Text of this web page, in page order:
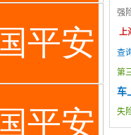
强
上
查
第
车
失